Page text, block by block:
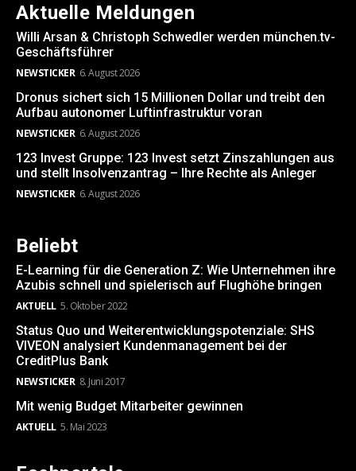
Aktuelle Meldungen
Willi Arsan & Christoph Schwedler werden münchen.tv-
Geschäftsführer
NEWSTICKER 6. August 2026
Dronus sichert sich 15 Millionen Dollar und treibt den
Aufbau autonomer Luftinfrastruktur voran
NEWSTICKER 6. August 2026
123 Invest Gruppe: 123 Invest setzt Zinszahlungen aus
und stellt Insolvenzantrag – Ihre Rechte als Anleger
NEWSTICKER 6. August 2026
Beliebt
E-Learning für die Generation Z: Wie Unternehmen ihre
Azubis schnell und spielerisch auf Flughöhe bringen
AKTUELL 5. Oktober 2022
Status Quo und Weiterentwicklungspotenziale: SHS
VIVEON analysiert Kundenmanagement bei der
CreditPlus Bank
NEWSTICKER 8. Juni 2017
Mit wenig Budget Mitarbeiter gewinnen
AKTUELL 5. Mai 2023